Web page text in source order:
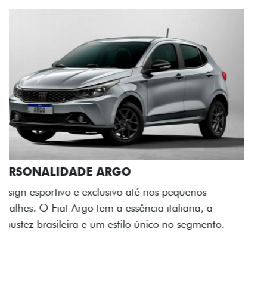
ACABAMENTO E DESIGN INTERNO
A flag italiana e o novo logo Fiat também aparecem
no interior do carro, que possui acabamento
impecável e detalhes escurecidos.